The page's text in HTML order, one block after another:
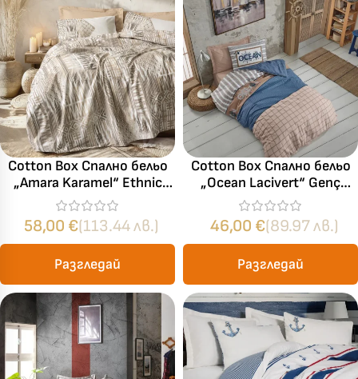
Cotton Box Спално бельо
„Amara Karamel“ Ethnic
Ranforce – 100% памук –
4 части – за спалня
58,00 €(113.44 лв.)
Разгледай
Cotton Box Спално бельо
„Ocean Lacivert“ Genç
Odası Ranforce – 100%
памук – 3 части – за
единично легло
46,00 €(89.97 лв.)
Разгледай